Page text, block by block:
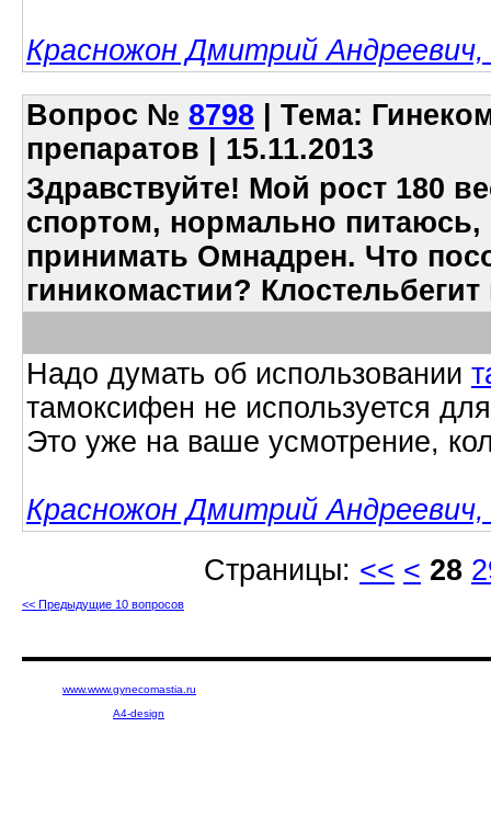
Красножон Дмитрий Андреевич,
Вопрос № 8798 | Тема:
препаратов | 15.11.2013
Здравствуйте! Мой рост 180
спортом, нормально питаюсь,
принимать Омнадрен. Что
гиникомастии?
Надо думать об использовании
тамоксифен не используется
Это уже на ваше усмотрение,
Красножон Дмитрий Андреевич,
Страницы: << < 28
<< Предыдущие 10 вопросов
www.www.gynecomastia.ru
A4-design